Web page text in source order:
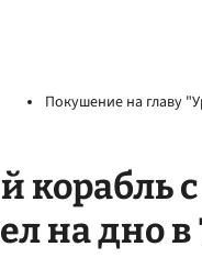
Покушение на главу
корабль
на дно